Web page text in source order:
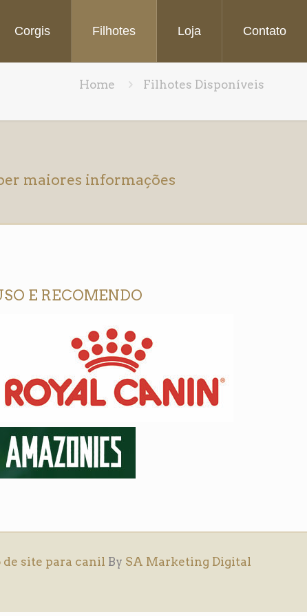
Corgis Filhotes Loja Contato
Home Filhotes Disponíveis
maiores informações
E RECOMENDO
de site para canil By SA Marketing Digital